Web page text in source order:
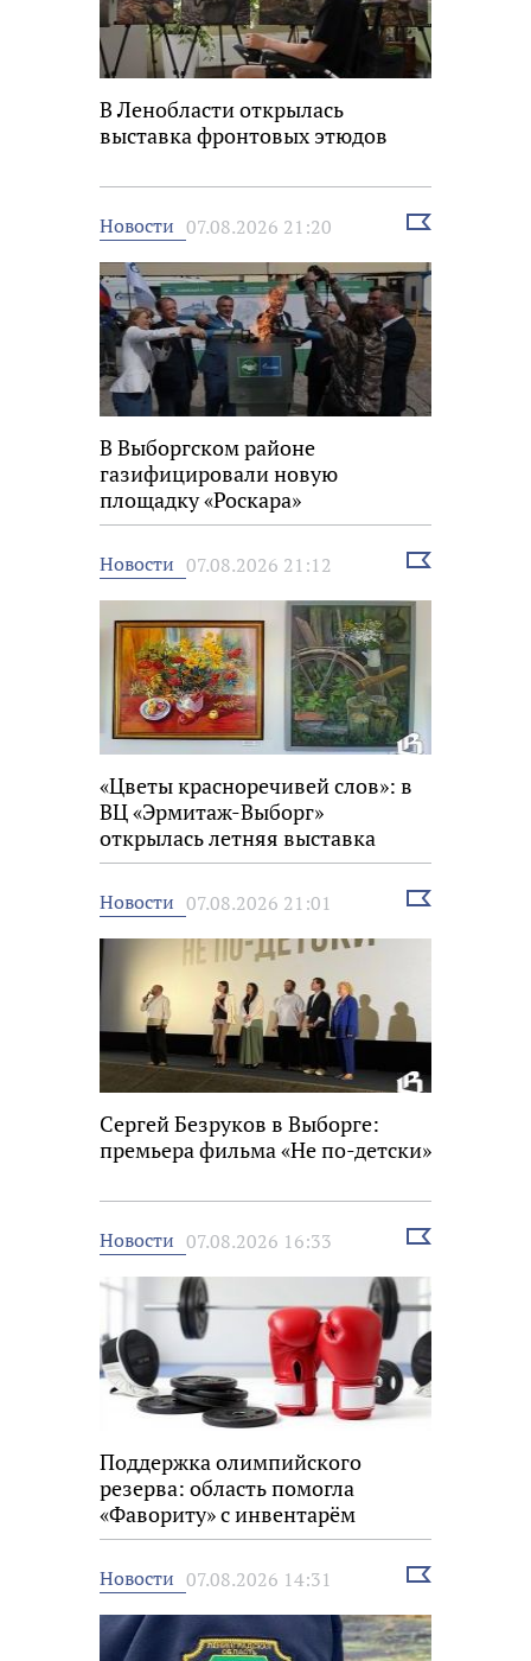
В Ленобласти открылась
выставка фронтовых этюдов
Новости 07.08.2026 21:20
Выбрать
В Выборгском районе
газифицировали новую
площадку «Роскара»
Новости 07.08.2026 21:12
Выбрать
«Цветы красноречивей слов»: в
ВЦ «Эрмитаж-Выборг»
открылась летняя выставка
Новости 07.08.2026 21:01
Выбрать
Сергей Безруков в Выборге:
премьера фильма «Не по-детски»
Новости 07.08.2026 16:33
Выбрать
Поддержка олимпийского
резерва: область помогла
«Фавориту» с инвентарём
Новости 07.08.2026 14:31
Выбрать